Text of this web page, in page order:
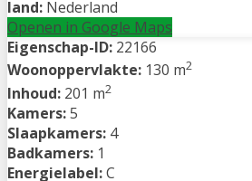
land: Nederland
Openen in Google Maps
Eigenschap-ID: 22166
Woonoppervlakte: 130 m2
Inhoud: 201 m2
Kamers:5
Slaapkamers: 4
Badkamers: 1
Energielabel:C